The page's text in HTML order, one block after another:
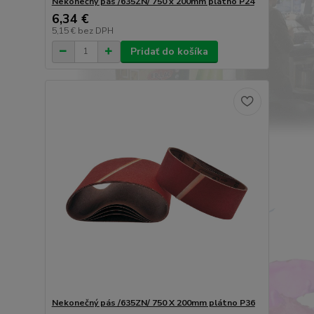
6,34 €
5,15 € bez DPH
Pridať do košíka
Nekonečný pás /635ZN/ 750 X 200mm plátno P36